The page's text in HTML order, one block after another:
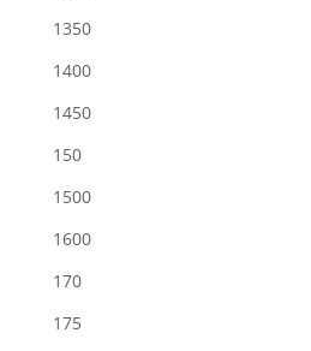
1350
1400
1450
150
1500
1600
170
175